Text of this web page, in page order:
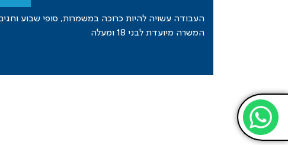
העבודה עשויה להיות כרוכה במשמרות, סופי שבוע
המשרה מיועדת לבני 18 ומעלה